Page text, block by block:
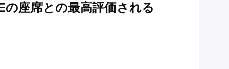
の座席との最高評価される